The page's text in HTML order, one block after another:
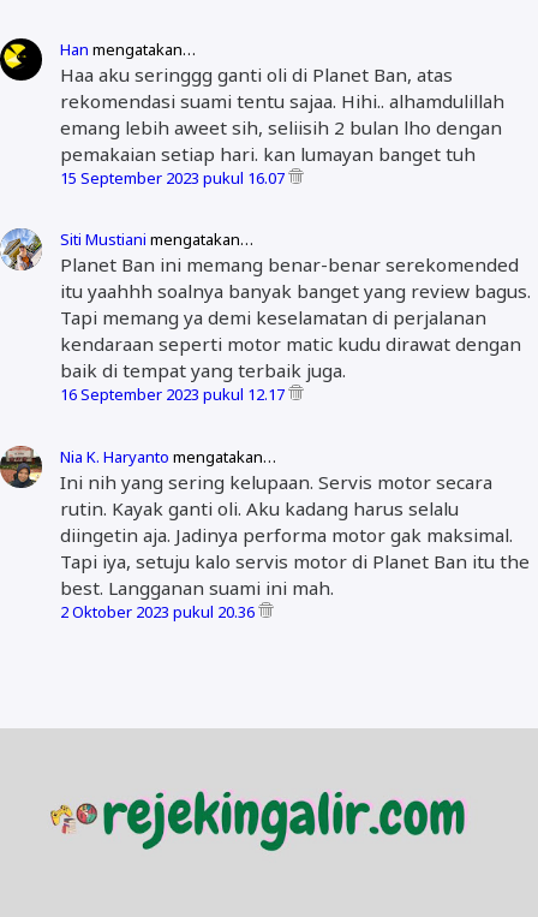
Han mengatakan…
Haa aku seringgg ganti oli di Planet Ban, atas
rekomendasi suami tentu sajaa. Hihi.. alhamdulillah
emang lebih aweet sih, seliisih 2 bulan lho dengan
pemakaian setiap hari. kan lumayan banget tuh
15 September 2023 pukul 16.07
Siti Mustiani mengatakan…
Planet Ban ini memang benar-benar serekomended
itu yaahhh soalnya banyak banget yang review bagus.
Tapi memang ya demi keselamatan di perjalanan
kendaraan seperti motor matic kudu dirawat dengan
baik di tempat yang terbaik juga.
16 September 2023 pukul 12.17
Nia K. Haryanto mengatakan…
Ini nih yang sering kelupaan. Servis motor secara
rutin. Kayak ganti oli. Aku kadang harus selalu
diingetin aja. Jadinya performa motor gak maksimal.
Tapi iya, setuju kalo servis motor di Planet Ban itu the
best. Langganan suami ini mah.
2 Oktober 2023 pukul 20.36